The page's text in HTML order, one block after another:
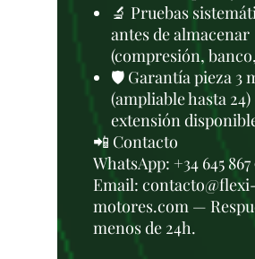
🔬 Pruebas
antes de almacenar
(compresión,
🛡️ Garantía pieza 3
(ampliable hasta
extensión
📲 Contacto
WhatsApp: +34 645
Email:
motores.com —
menos de 24h.